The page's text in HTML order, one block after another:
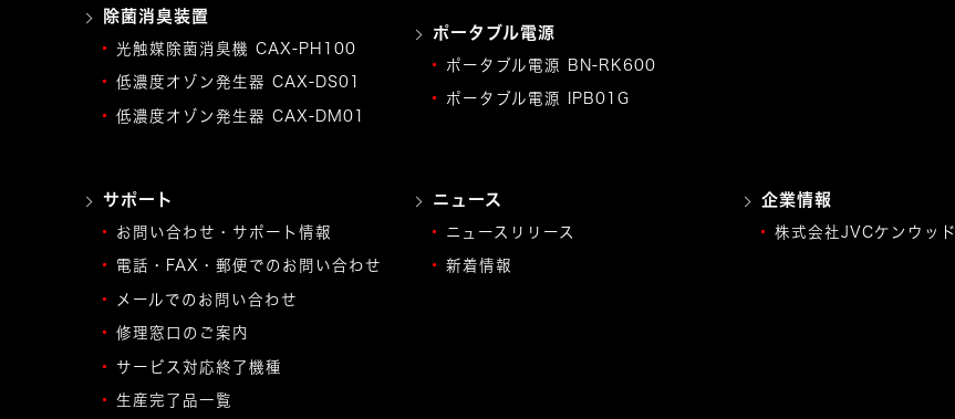
除菌消臭装置
光触媒除菌消臭機 CAX-PH100
低濃度オゾン発生器 CAX-DS01
低濃度オゾン発生器 CAX-DM01
ポータブル電源
ポータブル電源 BN-RK600
ポータブル電源 IPB01G
サポート
お問い合わせ・サポート情報
電話・FAX・郵便でのお問い合わせ
メールでのお問い合わせ
修理窓口のご案内
サービス対応終了機種
生産完了品一覧
ニュース
ニュースリリース
新着情報
企業情報
株式会社JVCケンウッド